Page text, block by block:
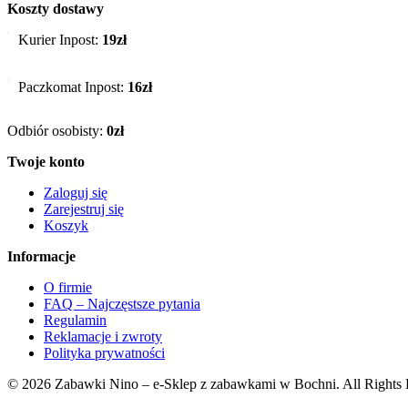
Koszty dostawy
Kurier Inpost: 19zł
Paczkomat Inpost: 16zł
Odbiór osobisty: 0zł
Twoje konto
Zaloguj się
Zarejestruj się
Koszyk
Informacje
O firmie
FAQ – Najczęstsze pytania
Regulamin
Reklamacje i zwroty
Polityka prywatności
© 2026 Zabawki Nino – e-Sklep z zabawkami w Bochni. All Rights